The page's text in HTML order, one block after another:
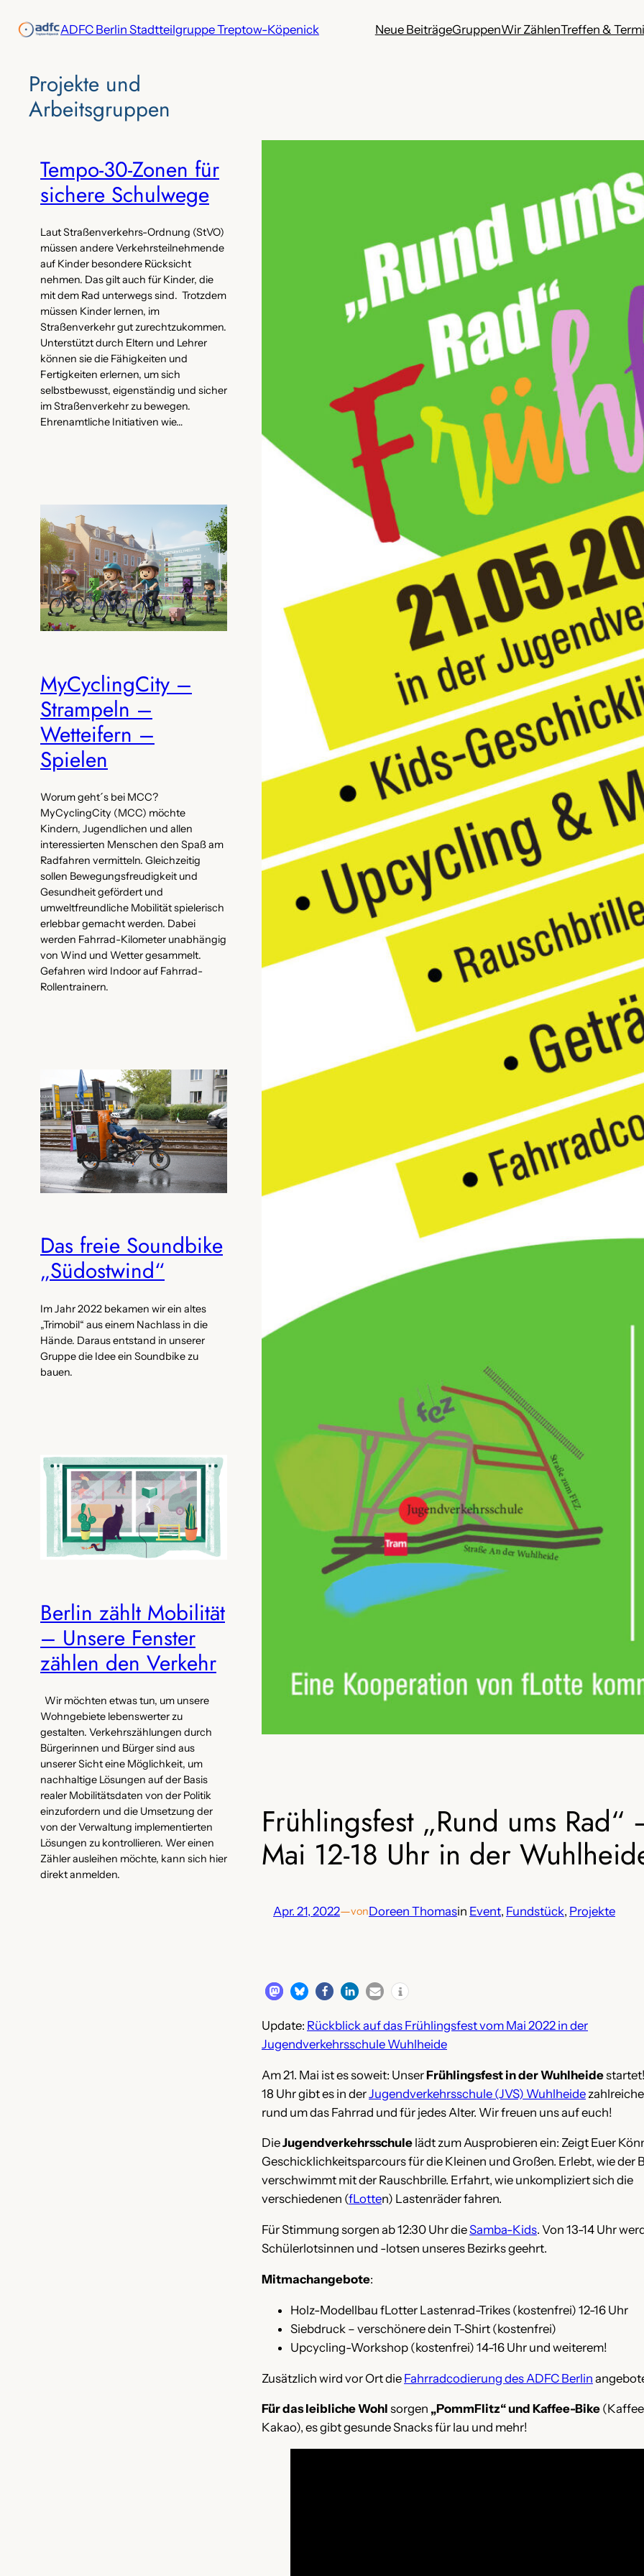
Inhalt
ADFC Berlin Stadtteilgruppe Treptow-Köpenick Neue BeiträgeGruppenWir ZählenTreffen &
Projekte‌ und
Arbeitsgruppen
Tempo-30-Zonen für
sichere Schulwege
Laut Straßenverkehrs-Ordnung (StVO)
müssen andere Verkehrsteilnehmende
auf Kinder besondere Rücksicht
nehmen. Das gilt auch für Kinder, die
mit dem Rad unterwegs sind. Trotzdem
müssen Kinder lernen, im
Straßenverkehr gut zurechtzukommen.
Unterstützt durch Eltern und Lehrer
können sie die Fähigkeiten und
Fertigkeiten erlernen, um sich
selbstbewusst, eigenständig und sicher
im Straßenverkehr zu bewegen.
Ehrenamtliche Initiativen wie…
MyCyclingCity –
Strampeln –
Wetteifern –
Spielen
Worum geht´s bei MCC?
MyCyclingCity (MCC) möchte
Kindern, Jugendlichen und allen
interessierten Menschen den Spaß am
Radfahren vermitteln. Gleichzeitig
sollen Bewegungsfreudigkeit und
Gesundheit gefördert und
umweltfreundliche Mobilität spielerisch
erlebbar gemacht werden. Dabei
werden Fahrrad-Kilometer unabhängig
von Wind und Wetter gesammelt.
Gefahren wird Indoor auf Fahrrad-
Rollentrainern.
Das freie Soundbike
„Südostwind“
Im Jahr 2022 bekamen wir ein altes
„Trimobil“ aus einem Nachlass in die
Hände. Daraus entstand in unserer
Gruppe die Idee ein Soundbike zu
bauen.
Berlin zählt Mobilität
– Unsere Fenster
zählen den Verkehr
Wir möchten etwas tun, um unsere
Wohngebiete lebenswerter zu
gestalten. Verkehrszählungen durch
Bürgerinnen und Bürger sind aus
unserer Sicht eine Möglichkeit, um
nachhaltige Lösungen auf der Basis
realer Mobilitätsdaten von der Politik
einzufordern und die Umsetzung der
von der Verwaltung implementierten
Lösungen zu kontrollieren. Wer einen
Zähler ausleihen möchte, kann sich hier
direkt anmelden.
Frühlingsfest „Rund ums Rad“
Mai 12-18 Uhr in der
Apr. 21, 2022—vonDoreen Thomasin Event, Fundstück, Projekte
Update: Rückblick auf das Frühlingsfest vom Mai 2022 in der
Jugendverkehrsschule Wuhlheide
Am 21. Mai ist es soweit: UnserFrühlingsfest in der Wuhlheide
18 Uhr gibt es in derJugendverkehrsschule (JVS) Wuhlheide
rund um das Fahrrad und für jedes Alter. Wir freuen uns auf euch!
DieJugendverkehrsschule lädt zum Ausprobieren ein: Zeigt Euer
Geschicklichkeitsparcours für die Kleinen und Großen. Erlebt, wie der
verschwimmt mit der Rauschbrille. Erfahrt, wie unkompliziert sich die
verschiedenen (fLotten) Lastenräder fahren.
Für Stimmung sorgen ab 12:30 Uhr dieSamba-Kids. Von 13-14 Uhr
Schülerlotsinnen und -lotsen unseres Bezirks geehrt.
Mitmachangebote:
Holz-Modellbau fLotter Lastenrad-Trikes (kostenfrei) 12-16 Uhr
Siebdruck – verschönere dein T-Shirt (kostenfrei)
Upcycling-Workshop (kostenfrei) 14-16 Uhr und weiterem!
Zusätzlich wird vor Ort die Fahrradcodierung des ADFC Berlin
Für das leibliche Wohl sorgen „PommFlitz“ und Kaffee-Bike
Kakao), es gibt gesunde Snacks für lau und mehr!